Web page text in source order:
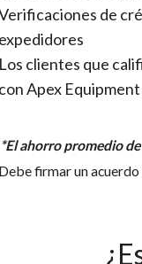
de
expedidores
Los clientes que
con Apex
*El ahorro promedio
firmar un